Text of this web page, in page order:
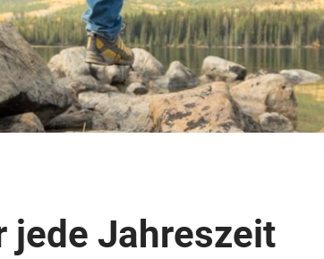
© ShaneMyersPhoto
Busreisen
© Chris Frey
Skireisen
Routen­vorschläge
© Swissmediavision/ ...
CANUSA-Magazin
Reisebüro-Service
Über uns
jede Jahreszeit